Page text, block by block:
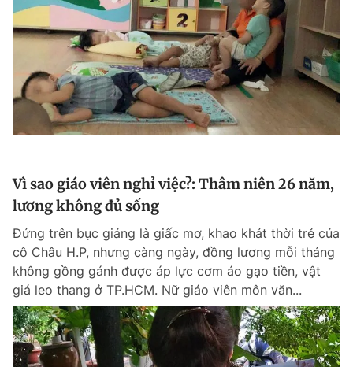
Vì sao giáo viên nghỉ việc?: Thâm niên 26 năm,
lương không đủ sống
Đứng trên bục giảng là giấc mơ, khao khát thời trẻ của
cô Châu H.P, nhưng càng ngày, đồng lương mỗi tháng
không gồng gánh được áp lực cơm áo gạo tiền, vật
giá leo thang ở TP.HCM. Nữ giáo viên môn văn...